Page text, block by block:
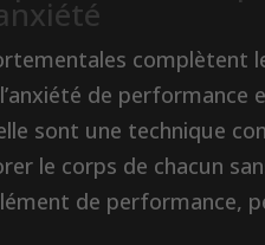
complètent
de
sont une technique
le corps de chacun
de performance,